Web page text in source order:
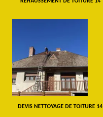
DEVIS NETTOYAGE DE TOITURE 14